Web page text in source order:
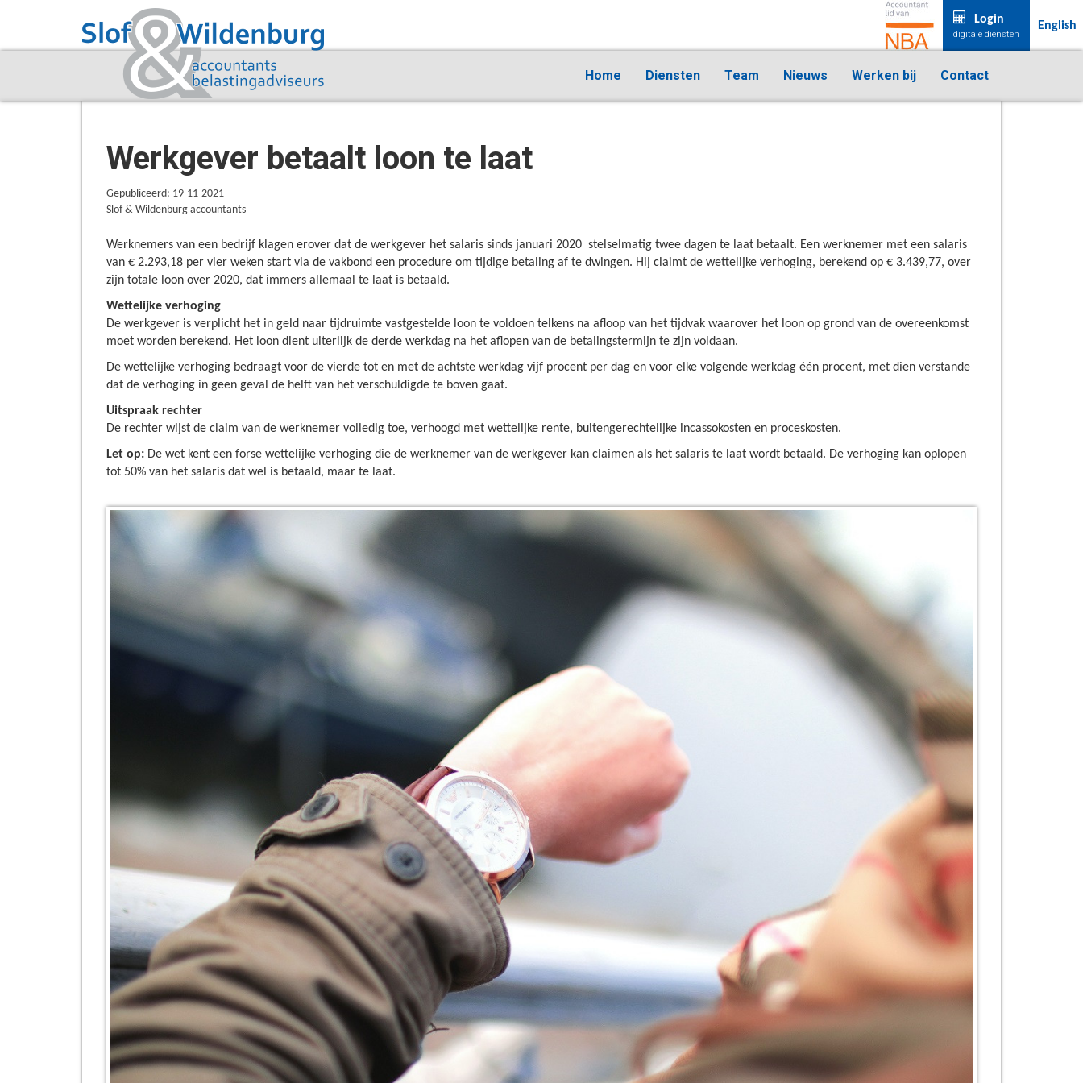
Login
digitale diensten
English
Home Diensten Team Nieuws Werken bij Contact
Werkgever betaalt loon te laat
Gepubliceerd: 19-11-2021
Slof & Wildenburg accountants
Werknemers van een bedrijf klagen erover dat de werkgever het salaris sinds januari 2020 stelselmatig twee dagen te laat betaalt. Een werknemer met een salaris
van € 2.293,18 per vier weken start via de vakbond een procedure om tijdige betaling af te dwingen. Hij claimt de wettelijke verhoging, berekend op € 3.439,77, over
zijn totale loon over 2020, dat immers allemaal te laat is betaald.
Wettelijke verhoging
De werkgever is verplicht het in geld naar tijdruimte vastgestelde loon te voldoen telkens na afloop van het tijdvak waarover het loon op grond van de overeenkomst
moet worden berekend. Het loon dient uiterlijk de derde werkdag na het aflopen van de betalingstermijn te zijn voldaan.
De wettelijke verhoging bedraagt voor de vierde tot en met de achtste werkdag vijf procent per dag en voor elke volgende werkdag één procent, met dien verstande
dat de verhoging in geen geval de helft van het verschuldigde te boven gaat.
Uitspraak rechter
De rechter wijst de claim van de werknemer volledig toe, verhoogd met wettelijke rente, buitengerechtelijke incassokosten en proceskosten.
Let op: De wet kent een forse wettelijke verhoging die de werknemer van de werkgever kan claimen als het salaris te laat wordt betaald. De verhoging kan oplopen
tot 50% van het salaris dat wel is betaald, maar te laat.